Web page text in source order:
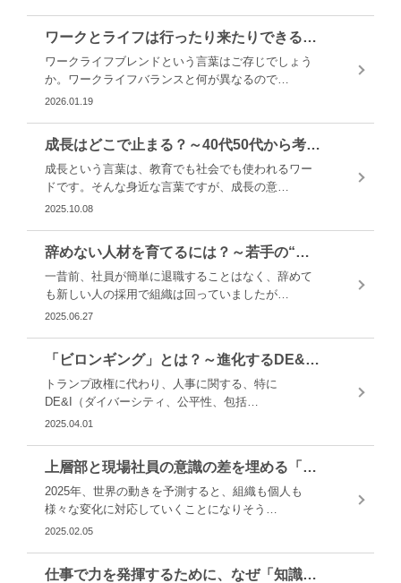
ワークとライフは行ったり来たりできる方がいい～「ワークライフブレンド」という考え方
ワークライフブレンドという言葉はご存じでしょう
か。ワークライフバランスと何が異なるので…
2026.01.19
成長はどこで止まる？～40代50代から考える、生涯成長の可能性
成長という言葉は、教育でも社会でも使われるワー
ドです。そんな身近な言葉ですが、成長の意…
2025.10.08
辞めない人材を育てるには？～若手の“自走力”を支えるためにできること～
一昔前、社員が簡単に退職することはなく、辞めて
も新しい人の採用で組織は回っていましたが…
2025.06.27
「ビロンギング」とは？～進化するDE&I施策と日本企業への影響～
トランプ政権に代わり、人事に関する、特に
DE&I（ダイバーシティ、公平性、包括…
2025.04.01
上層部と現場社員の意識の差を埋める「CHRO」とは？
2025年、世界の動きを予測すると、組織も個人も
様々な変化に対応していくことになりそう…
2025.02.05
仕事で力を発揮するために、なぜ「知識」をつけることが必要なのか